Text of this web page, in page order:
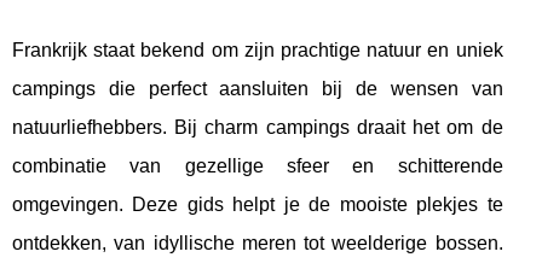
Frankrijk staat bekend om zijn prachtige natuur en uniek
campings die perfect aansluiten bij de wensen van
natuurliefhebbers. Bij charm campings draait het om de
combinatie van gezellige sfeer en schitterende
omgevingen. Deze gids helpt je de mooiste plekjes te
ontdekken, van idyllische meren tot weelderige bossen.